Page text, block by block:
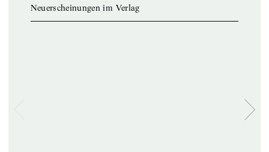
Neuerscheinungen im Verlag